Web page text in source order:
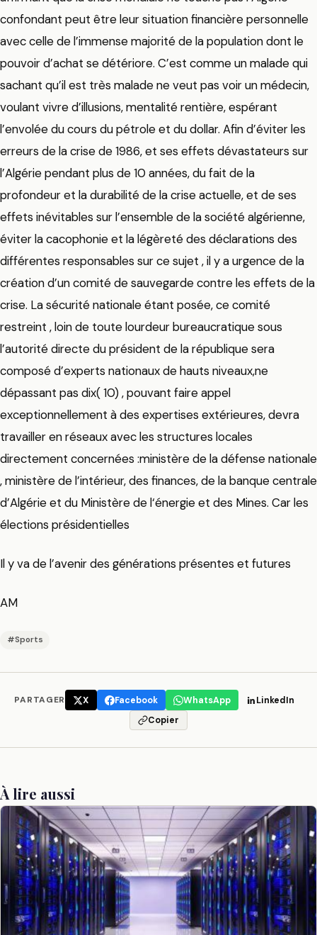
confondant peut être leur situation financière personnelle
avec celle de l’immense majorité de la population dont le
pouvoir d’achat se détériore. C’est comme un malade qui
sachant qu’il est très malade ne veut pas voir un médecin,
voulant vivre d’illusions, mentalité rentière, espérant
l’envolée du cours du pétrole et du dollar. Afin d’éviter les
erreurs de la crise de 1986, et ses effets dévastateurs sur
l’Algérie pendant plus de 10 années, du fait de la
profondeur et la durabilité de la crise actuelle, et de ses
effets inévitables sur l’ensemble de la société algérienne,
éviter la cacophonie et la légèreté des déclarations des
différentes responsables sur ce sujet , il y a urgence de la
création d’un comité de sauvegarde contre les effets de la
crise. La sécurité nationale étant posée, ce comité
restreint , loin de toute lourdeur bureaucratique sous
l’autorité directe du président de la république sera
composé d’experts nationaux de hauts niveaux,ne
dépassant pas dix( 10) , pouvant faire appel
exceptionnellement à des expertises extérieures, devra
travailler en réseaux avec les structures locales
directement concernées :ministère de la défense nationale
, ministère de l’intérieur, des finances, de la banque centrale
d’Algérie et du Ministère de l‘énergie et des Mines. Car les
élections présidentielles
Il y va de l’avenir des générations présentes et futures
AM
#Sports
PARTAGER X Facebook WhatsApp
LinkedIn
Copier
À lire aussi